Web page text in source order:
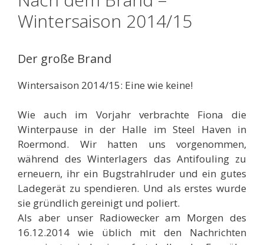
Wintersaison 2014/15
Der große Brand
Wintersaison 2014/15: Eine wie keine!
Wie auch im Vorjahr verbrachte Fiona die
Winterpause in der Halle im Steel Haven in
Roermond. Wir hatten uns vorgenommen,
während des Winterlagers das Antifouling zu
erneuern, ihr ein Bugstrahlruder und ein gutes
Ladegerät zu spendieren. Und als erstes wurde
sie gründlich gereinigt und poliert.
Als aber unser Radiowecker am Morgen des
16.12.2014 wie üblich mit den Nachrichten